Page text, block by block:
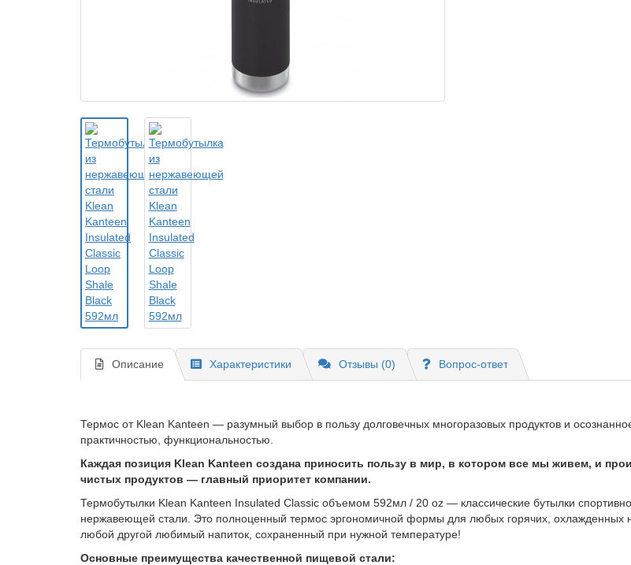
Описание Характеристики Отзывы (0) Вопрос-ответ
Термос от Klean Kanteen — разумный выбор в пользу долговечных многоразовых продуктов и
практичностью, функциональностью.
Каждая позиция Klean Kanteen создана приносить пользу в мир, в котором все мы живем, и
чистых продуктов — главный приоритет компании.
Термобутылки Klean Kanteen Insulated Classic объемом 592мл / 20 oz — классические бутылки
нержавеющей стали. Это полноценный термос эргономичной формы для любых горячих, охлажденных
любой другой любимый напиток, сохраненный при нужной температуре!
Основные преимущества качественной пищевой стали: